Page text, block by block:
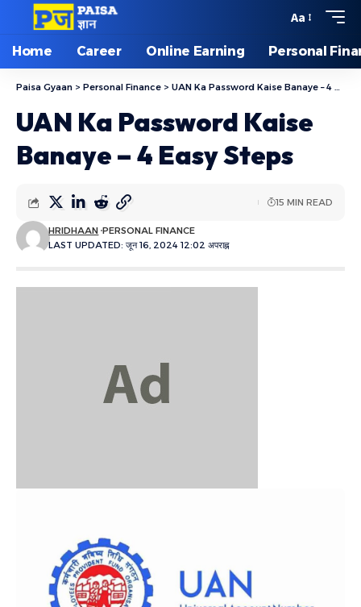
Aa
Home Career Online Earning Personal
Paisa Gyaan > Personal Finance > UAN Ka Password Kaise Banaye – 4 Easy Steps
UAN Ka Password Kaise
Banaye – 4 Easy Steps
LAST UPDATED: जून 16, 2024 12:02 अपराह्न
HRIDHAAN PERSONAL FINANCE
15 MIN READ